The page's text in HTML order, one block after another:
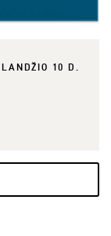
10 D.